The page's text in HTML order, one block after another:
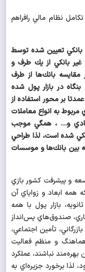
نظام مالي رافراهم
تعيين شده توسط
غير بانكي از يك طرف و
بانك‌ها از طرف
در بازار پول شده
بر محور استفاده از
به انواع معاملات
و... ، همگي موجب
شده است، لذا طراحي
بين بانك‌ها و موسسات
و پيشرفت كشور بازي
همه ابعاد و زواياي آن
بازار پول با همه
صندوق‌هاي پس‌انداز
تأمين اجتماعي،
و منظم فعاليت
نباشند، عملكرد
لذا برخورد جزيره‌اي به